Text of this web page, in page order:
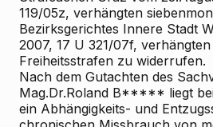
119/05z, verhängten
Bezirksgerichtes Innere Stadt
2007, 17 U 321/07f,
Freiheitsstrafen zu widerrufen.
Nach dem Gutachten des
Mag.Dr.Roland B***** liegt
ein Abhängigkeits- und